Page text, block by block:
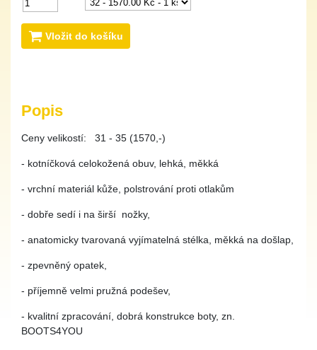
Vložit do košíku
Popis
Ceny velikostí: 31 - 35 (1570,-)
- kotníčková celokožená obuv, lehká, měkká
- vrchní materiál kůže, polstrování proti otlakům
- dobře sedí i na širší nožky,
- anatomicky tvarovaná vyjímatelná stélka, měkká na došlap,
- zpevněný opatek,
- příjemně velmi pružná podešev,
- kvalitní zpracování, dobrá konstrukce boty, zn.
BOOTS4YOU